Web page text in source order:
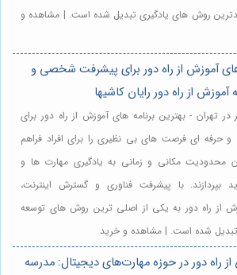
روش های یادگیری تبدیل شده است. | مشاهده و
آموزش از راه دور برای پیشرفت شخصی و
از راه دور رایان کاشیها
در تهران - بهترین برنامه های آموزش از راه دور برای
ای فرصت های بی نظیری را برای افراد فراهم
محدودیت مکانی و زمانی به یادگیری مهارت ها و
با پیشرفت فناوری و گسترش اینترنت،
از راه دور به یکی از اصلی ترین روش های توسعه
شده است. | مشاهده و خرید
راه دور در حوزه مهارت‌های دیجیتال: مدرسه